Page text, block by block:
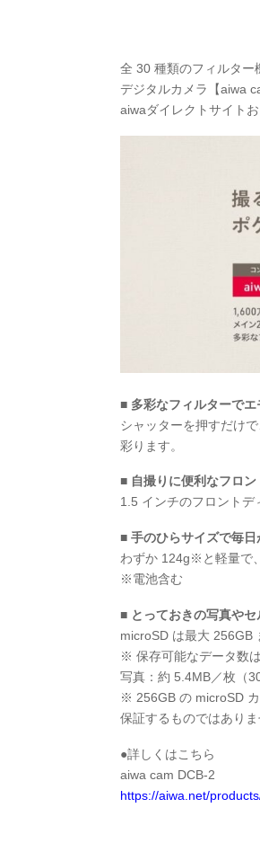
全 30 種類のフィルタ
デジタルカメラ【aiwa
aiwaダイレクトサイト
■ 多彩なフィルターで
シャッターを押すだけ
彩ります。
■ 自撮りに便利なフロ
1.5 インチのフロントデ
■ 手のひらサイズで毎
わずか 124g※と軽量で
※電池含む
■ とっておきの写真や
microSD は最大 256GB
※ 保存可能なデータ数
写真：約 5.4MB／枚（
※ 256GB の microSD
保証するものではありま
●詳しくはこちら
aiwa cam DCB-2
https://aiwa.net/